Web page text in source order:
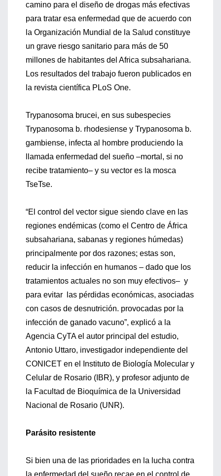
camino para el diseño de drogas más efectivas
para tratar esa enfermedad que de acuerdo con
la Organización Mundial de la Salud constituye
un grave riesgo sanitario para más de 50
millones de habitantes del Africa subsahariana.
Los resultados del trabajo fueron publicados en
la revista científica PLoS One.
Trypanosoma brucei, en sus subespecies
Trypanosoma b. rhodesiense y Trypanosoma b.
gambiense, infecta al hombre produciendo la
llamada enfermedad del sueño –mortal, si no
recibe tratamiento– y su vector es la mosca
TseTse.
“El control del vector sigue siendo clave en las
regiones endémicas (como el Centro de África
subsahariana, sabanas y regiones húmedas)
principalmente por dos razones; estas son,
reducir la infección en humanos – dado que los
tratamientos actuales no son muy efectivos– y
para evitar las pérdidas económicas, asociadas
con casos de desnutrición. provocadas por la
infección de ganado vacuno”, explicó a la
Agencia CyTA el autor principal del estudio,
Antonio Uttaro, investigador independiente del
CONICET en el Instituto de Biología Molecular y
Celular de Rosario (IBR), y profesor adjunto de
la Facultad de Bioquímica de la Universidad
Nacional de Rosario (UNR).
Parásito resistente
Si bien una de las prioridades en la lucha contra
la enfermedad del sueño recae en el control de